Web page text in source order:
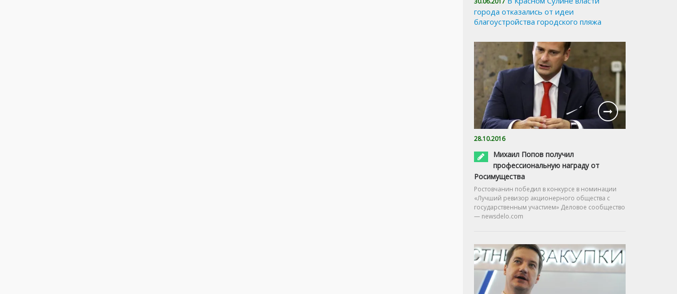
города отказались от идеи
благоустройства городского пляжа
28.10.2016
Михаил Попов получил
профессиональную награду от
Росимущества
Ростовчанин победил в конкурсе в номинации
«Лучший ревизор акционерного общества с
государственным участием» Деловое сообщество
— newsdelo.com